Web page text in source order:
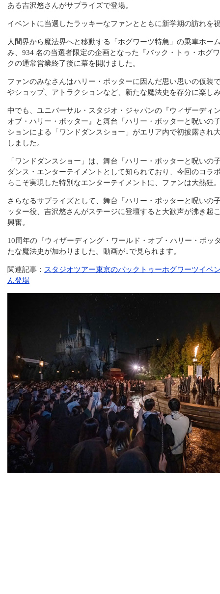
ある吉沢悠さんがサプライズで登場。
イベントに当選したラッキーなファンとともに新学期の訪れを
人間界から魔法界へと移動する「ホグワーツ特急」の乗車ホー
み、934 名の当選者限定の企画となった『バック・トゥ・ホグ
クの通常営業終了後に幕を開けました。
ファンのみなさんはハリー・ポッターに因んだ思い思いの仮装
やショップ、アトラクションなど、新たな魔法史を存分に楽し
中でも、ユニバーサル・スタジオ・ジャパンの『ウィザーディ
オブ・ハリー・ポッター』と舞台「ハリー・ポッターと呪いの
ションによる「ワンドダンスショー」がエリア内で初披露され
しました。
「ワンドダンスショー」は、舞台「ハリー・ポッターと呪いの
ダンス・エンターテイメントとして知られており、今回のコラ
らこそ実現した特別なエンターテイメントに、ファンは大熱狂
さらなるサプライズとして、舞台「ハリー・ポッターと呪いの
ッター役、吉沢悠さんがステージに登壇すると大歓声が沸き起
興奮。
10周年の『ウィザーディング・ワールド・オブ・ハリー・ポッ
たな魔法史が加わりました。動画が↓で見られます。
関連記事： スタジオツアー東京のバックトゥーホグワーツイベ
ん登場